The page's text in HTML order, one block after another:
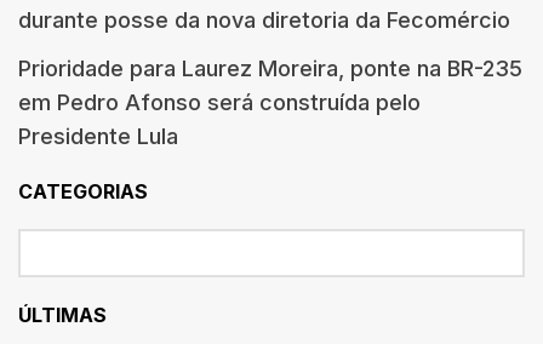
durante posse da nova diretoria da Fecomércio
Prioridade para Laurez Moreira, ponte na BR-235
em Pedro Afonso será construída pelo
Presidente Lula
CATEGORIAS
ÚLTIMAS